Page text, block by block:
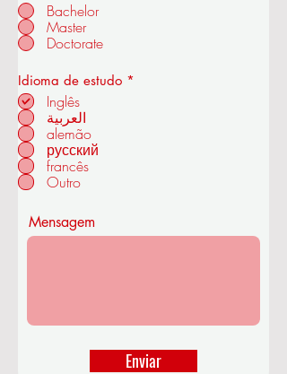
Academia Real de Economia e
Tecnologia OUS
em ZÜRIQUE - SUÍÇA
Bachelor
Master
Doctorate
Idioma de estudo *
Inglês
العربية
alemão
русский
francês
Outro
Mensagem
Enviar